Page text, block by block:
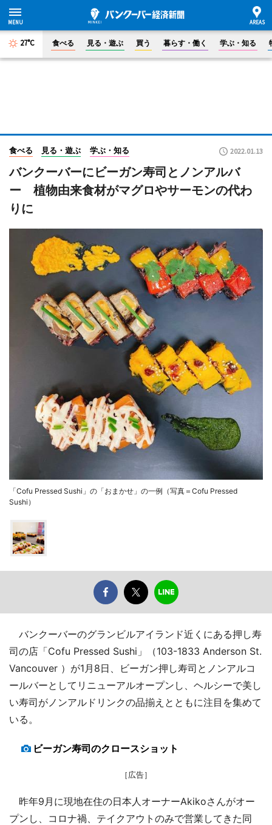
27°C 食べる 見る・遊ぶ 買う 暮らす・働く 学ぶ・知る
食べる 見る・遊ぶ 学ぶ・知る 2022.01.13
バンクーバーにビーガン寿司とノンアルバ
ー 植物由来食材がマグロやサーモンの代わ
りに
「Cofu Pressed Sushi」の「おまかせ」の一例（写真＝Cofu Pressed
Sushi）
バンクーバーのグランビルアイランド近くにある押し寿
司の店「Cofu Pressed Sushi」（103-1833 Anderson St.
Vancouver ）が1月8日、ビーガン押し寿司とノンアルコ
ールバーとしてリニューアルオープンし、ヘルシーで美し
い寿司がノンアルドリンクの品揃えとともに注目を集めて
いる。
ビーガン寿司のクロースショット
［広告］
昨年9月に現地在住の日本人オーナーAkikoさんがオー
プンし、コロナ禍、テイクアウトのみで営業してきた同